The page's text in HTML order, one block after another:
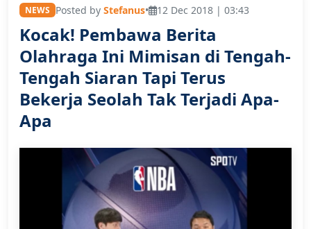
NEWS Posted by Stefanus• 12 Dec 2018 | 03:43
Kocak! Pembawa Berita
Olahraga Ini Mimisan di Tengah-
Tengah Siaran Tapi Terus
Bekerja Seolah Tak Terjadi Apa-
Apa